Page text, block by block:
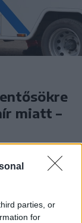
parties, or
for
miatt –